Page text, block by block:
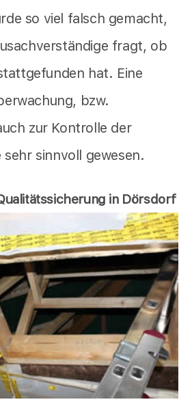
so viel falsch gemacht,
fragt, ob
hat. Eine
bzw.
zur Kontrolle der
sehr sinnvoll gewesen.
in Dörsdorf